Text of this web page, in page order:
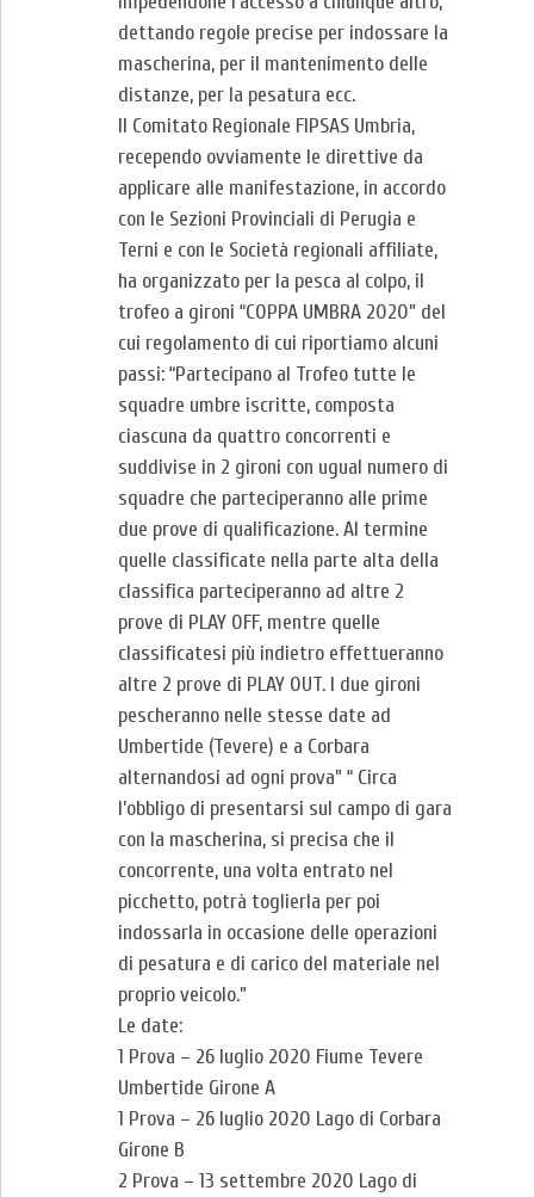
dettando regole precise per indossare la
mascherina, per il mantenimento delle
distanze, per la pesatura ecc.
Il Comitato Regionale FIPSAS Umbria,
recependo ovviamente le direttive da
applicare alle manifestazione, in accordo
con le Sezioni Provinciali di Perugia e
Terni e con le Società regionali affiliate,
ha organizzato per la pesca al colpo, il
trofeo a gironi “COPPA UMBRA 2020” del
cui regolamento di cui riportiamo alcuni
passi: “Partecipano al Trofeo tutte le
squadre umbre iscritte, composta
ciascuna da quattro concorrenti e
suddivise in 2 gironi con ugual numero di
squadre che parteciperanno alle prime
due prove di qualificazione. Al termine
quelle classificate nella parte alta della
classifica parteciperanno ad altre 2
prove di PLAY OFF, mentre quelle
classificatesi più indietro effettueranno
altre 2 prove di PLAY OUT. I due gironi
pescheranno nelle stesse date ad
Umbertide (Tevere) e a Corbara
alternandosi ad ogni prova” “ Circa
l’obbligo di presentarsi sul campo di gara
con la mascherina, si precisa che il
concorrente, una volta entrato nel
picchetto, potrà toglierla per poi
indossarla in occasione delle operazioni
di pesatura e di carico del materiale nel
proprio veicolo.”
Le date:
1 Prova – 26 luglio 2020 Fiume Tevere
Umbertide Girone A
1 Prova – 26 luglio 2020 Lago di Corbara
Girone B
2 Prova – 13 settembre 2020 Lago di